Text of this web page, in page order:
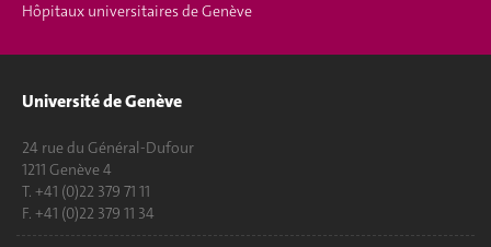
Hôpitaux universitaires de Genève
Université de Genève
24 rue du Général-Dufour
1211 Genève 4
T. +41 (0)22 379 71 11
F. +41 (0)22 379 11 34